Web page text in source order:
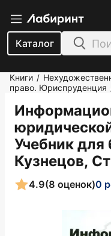
Каталог
Книги /
право. Юриспруденция
Учебник для
Кузнецов,
4.9(8 оценок)0